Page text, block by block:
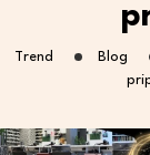
Trend Blog